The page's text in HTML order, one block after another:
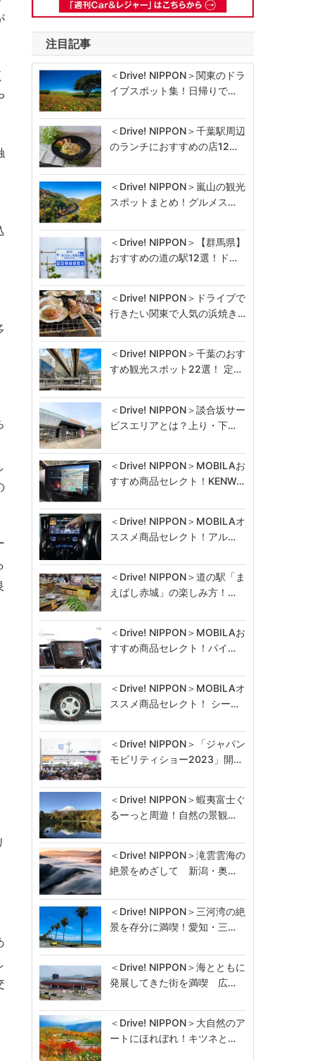
注目記事
＜Drive! NIPPON＞関東のドラ
イブスポット集！日帰りで…
＜Drive! NIPPON＞千葉駅周辺
のランチにおすすめの店12…
＜Drive! NIPPON＞嵐山の観光
スポットまとめ！グルメス…
＜Drive! NIPPON＞【群馬県】
おすすめの道の駅12選！ド…
＜Drive! NIPPON＞ドライブで
行きたい関東で人気の浜焼き…
＜Drive! NIPPON＞千葉のおす
すめ観光スポット22選！ 定…
＜Drive! NIPPON＞談合坂サー
ビスエリアとは？上り・下…
＜Drive! NIPPON＞MOBILAお
すすめ商品セレクト！KENW…
＜Drive! NIPPON＞MOBILAオ
ススメ商品セレクト！アル…
＜Drive! NIPPON＞道の駅「ま
えばし赤城」の楽しみ方！…
＜Drive! NIPPON＞MOBILAお
すすめ商品セレクト！パイ…
＜Drive! NIPPON＞MOBILAオ
ススメ商品セレクト！ シー…
＜Drive! NIPPON＞「ジャパン
モビリティショー2023」開…
＜Drive! NIPPON＞蝦夷富士ぐ
るーっと周遊！自然の景観…
＜Drive! NIPPON＞滝雲雲海の
絶景をめざして 新潟・奥…
＜Drive! NIPPON＞三河湾の絶
景を存分に満喫！愛知・三…
＜Drive! NIPPON＞海とともに
発展してきた街を満喫 広…
＜Drive! NIPPON＞大自然のア
ートにほれぼれ！キツネと…